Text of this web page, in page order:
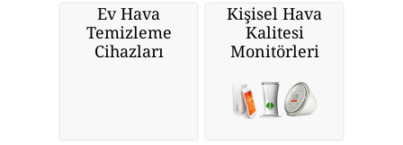
Ev Hava
Temizleme
Cihazları
Kişisel Hava
Kalitesi
Monitörleri